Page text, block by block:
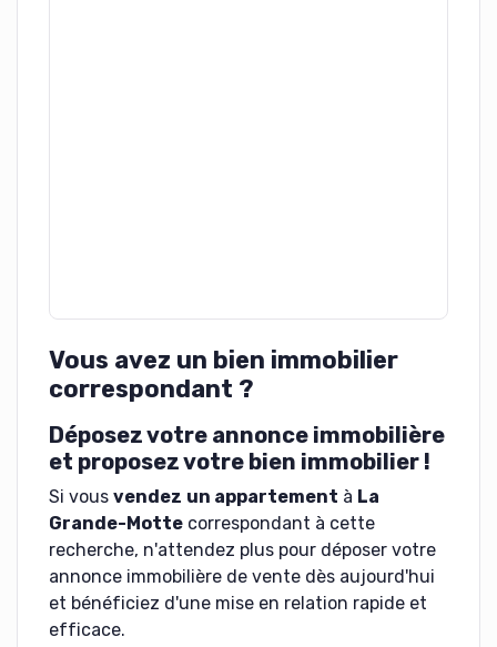
Vous avez un bien immobilier
correspondant ?
Déposez votre annonce immobilière
et proposez votre bien immobilier !
Si vous vendez un appartement à La
Grande-Mottecorrespondant à cette
recherche, n'attendez plus pour déposer votre
annonce immobilière de vente dès aujourd'hui
et bénéficiez d'une mise en relation rapide et
efficace.